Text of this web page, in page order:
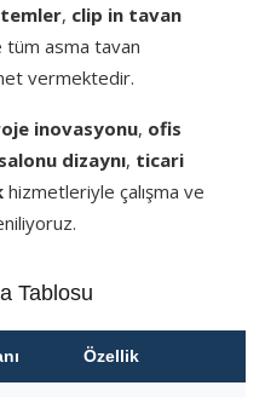
, clip in tavan
tüm asma tavan
vermektedir.
inovasyonu, ofis
dizaynı, ticari
hizmetleriyle çalışma ve
Tablosu
Özellik